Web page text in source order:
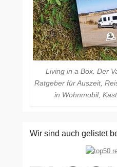
Living in a Box. Der
Ratgeber für Auszeit,
in Wohnmobil,
Wir sind auch gelistet